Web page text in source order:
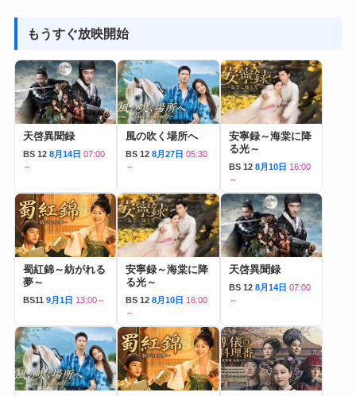
もうすぐ放映開始
天啓異聞録
BS 12 8月14日 07:00
～
風の吹く場所へ
BS 12 8月27日 05:30
～
安寧録～海棠に降
る光～
BS 12 8月10日 16:00
～
蜀紅錦～紡がれる
夢～
BS11 9月1日 13:00～
安寧録～海棠に降
る光～
BS 12 8月10日 16:00
～
天啓異聞録
BS 12 8月14日 07:00
～